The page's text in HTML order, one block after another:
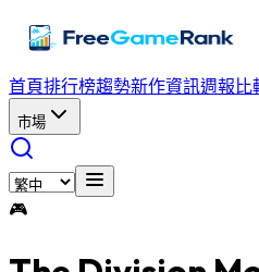
首頁排行榜趨勢新作資訊週報 比
市場
🎮